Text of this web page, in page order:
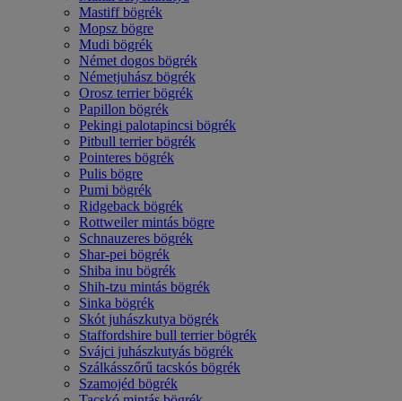
Mastiff bögrék
Mopsz bögre
Mudi bögrék
Német dogos bögrék
Németjuhász bögrék
Orosz terrier bögrék
Papillon bögrék
Pekingi palotapincsi bögrék
Pitbull terrier bögrék
Pointeres bögrék
Pulis bögre
Pumi bögrék
Ridgeback bögrék
Rottweiler mintás bögre
Schnauzeres bögrék
Shar-pei bögrék
Shiba inu bögrék
Shih-tzu mintás bögrék
Sinka bögrék
Skót juhászkutya bögrék
Staffordshire bull terrier bögrék
Svájci juhászkutyás bögrék
Szálkásszőrű tacskós bögrék
Szamojéd bögrék